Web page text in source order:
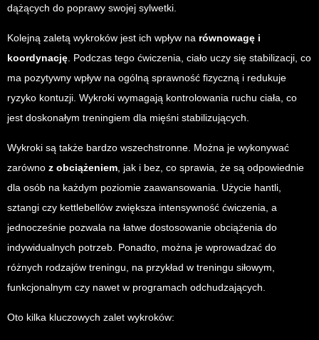
dążących do poprawy swojej sylwetki.
Kolejną zaletą wykroków jest ich wpływ na równowagę i
koordynację . Podczas tego ćwiczenia, ciało uczy się stabilizacji, co
ma pozytywny wpływ na ogólną sprawność fizyczną i redukuje
ryzyko kontuzji. Wykroki wymagają kontrolowania ruchu ciała, co
jest doskonałym treningiem dla mięśni stabilizujących.
Wykroki są także bardzo wszechstronne. Można je wykonywać
zarówno z obciążeniem , jak i bez, co sprawia, że są odpowiednie
dla osób na każdym poziomie zaawansowania. Użycie hantli,
sztangi czy kettlebellów zwiększa intensywność ćwiczenia, a
jednocześnie pozwala na łatwe dostosowanie obciążenia do
indywidualnych potrzeb. Ponadto, można je wprowadzać do
różnych rodzajów treningu, na przykład w treningu siłowym,
funkcjonalnym czy nawet w programach odchudzających.
Oto kilka kluczowych zalet wykroków: